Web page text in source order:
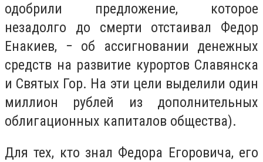
одобрили предложение, которое
незадолго до смерти отстаивал Федор
Енакиев, − об ассигновании денежных
средств на развитие курортов Славянска
и Святых Гор. На эти цели выделили один
миллион рублей из дополнительных
облигационных капиталов общества).
Для тех, кто знал Федора Егоровича, его